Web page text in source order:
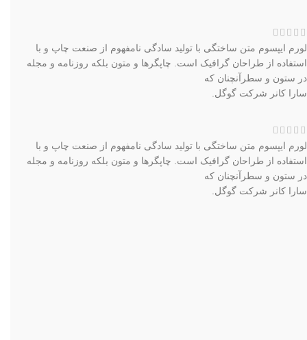
لورم ایپسوم متن ساختگی با تولید سادگی نامفهوم از صنعت چاپ و با
استفاده از طراحان گرافیک است. چاپگرها و متون بلکه روزنامه و مجله
در ستون و سطرآنچنان که
سارا کانر شرکت گوگل.
لورم ایپسوم متن ساختگی با تولید سادگی نامفهوم از صنعت چاپ و با
استفاده از طراحان گرافیک است. چاپگرها و متون بلکه روزنامه و مجله
در ستون و سطرآنچنان که
سارا کانر شرکت گوگل.